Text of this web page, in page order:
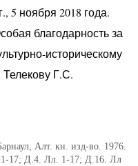
5 ноября 2018 года.
благодарность за
историческому
Г.С.
Алт. кн. изд-во. 1976.
17; Д.4. Лл. 1-17; Д.16. Лл